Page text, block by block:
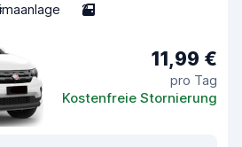
2
11,99 €
pro Tag
Kostenfreie Stornierung